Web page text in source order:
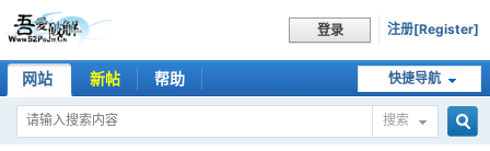
登录 注册[Register]
快捷导航
网站 新帖 帮助
搜索